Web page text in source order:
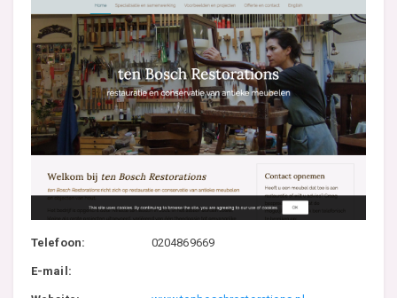
Telefoon: 0204869669
E-mail: